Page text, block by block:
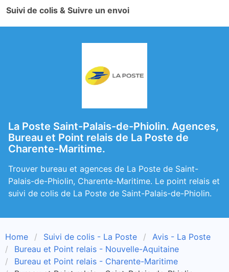
Suivi de colis & Suivre un envoi
La Poste Saint-Palais-de-Phiolin. Agences,
Bureau et Point relais de La Poste de
Charente-Maritime.
Trouver bureau et agences de La Poste de Saint-
Palais-de-Phiolin, Charente-Maritime. Le point relais et
suivi de colis de La Poste de Saint-Palais-de-Phiolin.
Home Suivi de colis - La Poste
Avis - La Poste
Bureau et Point relais - Nouvelle-Aquitaine
Bureau et Point relais - Charente-Maritime